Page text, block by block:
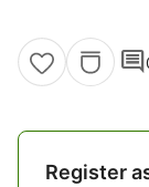
comment
Register